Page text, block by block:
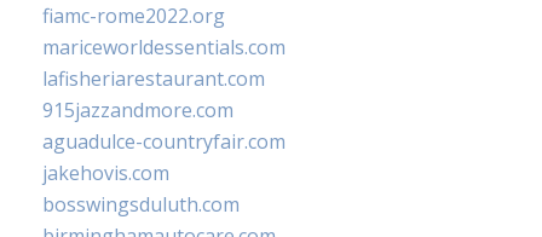
fiamc-rome2022.org
mariceworldessentials.com
lafisheriarestaurant.com
915jazzandmore.com
aguadulce-countryfair.com
jakehovis.com
bosswingsduluth.com